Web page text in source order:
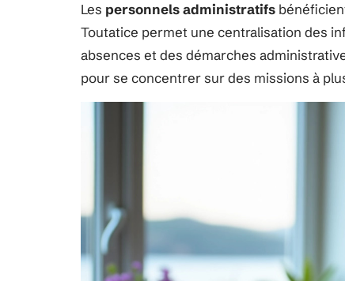
Les personnels administratifs
Toutatice permet une centralisation des
absences et des démarches
pour se concentrer sur des missions à